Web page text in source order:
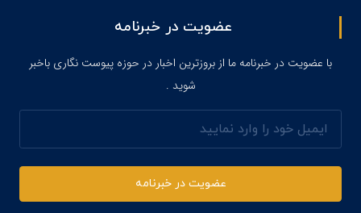
عضویت در خبرنامه
با عضویت در خبرنامه ما از بروزترین اخبار در حوزه پیوست نگاری باخبر
شوید .